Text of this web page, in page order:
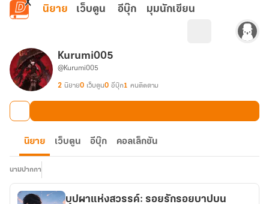
ข้ามไปยังเนื้อหาหลัก
นิยาย เว็บตูน อีบุ๊ก มุมนักเขียน
Kurumi005
@Kurumi005
2 นิยาย0 เว็บตูน0 อีบุ๊ก1 คนติดตาม
นิยาย เว็บตูน อีบุ๊ก คอลเล็กชัน
นามปากกา
บุปผาแห่งสวรรค์: รอยรักรอยบาปบน